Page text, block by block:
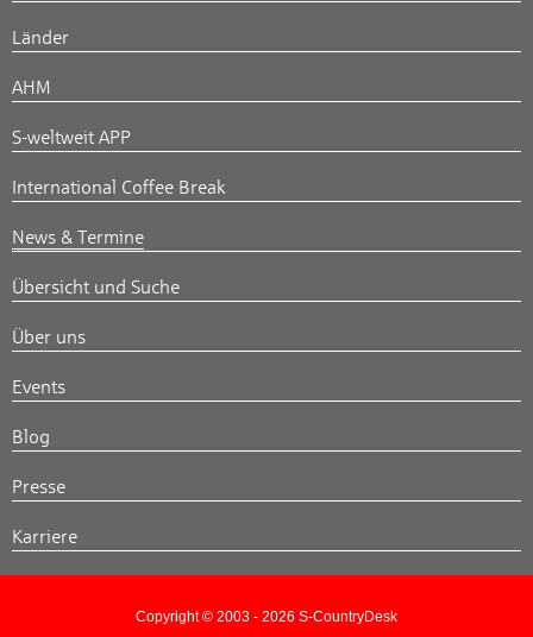
Länder
AHM
S-weltweit APP
International Coffee Break
News & Termine
Übersicht und Suche
Über uns
Events
Blog
Presse
Karriere
Copyright © 2003 - 2026 S-CountryDesk